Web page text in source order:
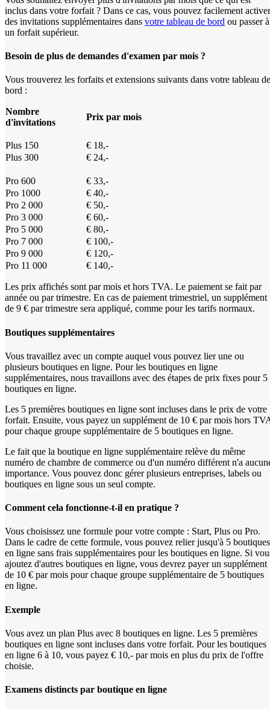
inclus dans votre forfait ? Dans ce cas, vous pouvez facilement activer
des invitations supplémentaires dans votre tableau de bord ou passer à
un forfait supérieur.
Besoin de plus de demandes d'examen par mois ?
Vous trouverez les forfaits et extensions suivants dans votre tableau de
bord :
Nombre
d'invitations
Prix par mois
Plus 150
€ 18,-
Plus 300
€ 24,-
Pro 600
€ 33,-
Pro 1000
€ 40,-
Pro 2 000
€ 50,-
Pro 3 000
€ 60,-
Pro 5 000
€ 80,-
Pro 7 000
€ 100,-
Pro 9 000
€ 120,-
Pro 11 000
€ 140,-
Les prix affichés sont par mois et hors TVA. Le paiement se fait par
année ou par trimestre. En cas de paiement trimestriel, un supplément
de 9 € par trimestre sera appliqué, comme pour les tarifs normaux.
Boutiques supplémentaires
Vous travaillez avec un compte auquel vous pouvez lier une ou
plusieurs boutiques en ligne. Pour les boutiques en ligne
supplémentaires, nous travaillons avec des étapes de prix fixes pour 5
boutiques en ligne.
Les 5 premières boutiques en ligne sont incluses dans le prix de votre
forfait. Ensuite, vous payez un supplément de 10 € par mois hors
pour chaque groupe supplémentaire de 5 boutiques en ligne.
Le fait que la boutique en ligne supplémentaire relève du même
numéro de chambre de commerce ou d'un numéro différent n'a
importance. Vous pouvez donc gérer plusieurs entreprises, labels ou
boutiques en ligne sous un seul compte.
Comment cela fonctionne-t-il en pratique ?
Vous choisissez une formule pour votre compte : Start, Plus ou Pro.
Dans le cadre de cette formule, vous pouvez relier jusqu'à 5 boutiques
en ligne sans frais supplémentaires pour les boutiques en ligne. Si
ajoutez d'autres boutiques en ligne, vous devrez payer un supplément
de 10 € par mois pour chaque groupe supplémentaire de 5 boutiques
en ligne.
Exemple
Vous avez un plan Plus avec 8 boutiques en ligne. Les 5 premières
boutiques en ligne sont incluses dans votre forfait. Pour les boutiques
en ligne 6 à 10, vous payez € 10,- par mois en plus du prix de l'offre
choisie.
Examens distincts par boutique en ligne